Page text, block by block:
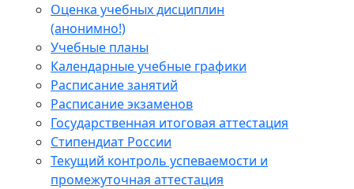
Оценка учебных дисциплин
(анонимно!)
Учебные планы
Календарные учебные графики
Расписание занятий
Расписание экзаменов
Государственная итоговая аттестация
Стипендиат России
Текущий контроль успеваемости и
промежуточная аттестация